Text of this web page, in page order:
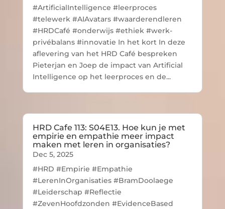
#ArtificialIntelligence #leerproces
#telewerk #AIAvatars #waarderendleren
#HRDCafé #onderwijs #ethiek #werk-
privébalans #innovatie In het kort In deze
aflevering van het HRD Café bespreken
Pieterjan en Joep de impact van Artificial
Intelligence op het leerproces en de...
HRD Cafe 113: S04E13. Hoe kun je met
empirie en empathie meer impact
maken met leren in organisaties?
Dec 5, 2025
#HRD #Empirie #Empathie
#LerenInOrganisaties #BramDoolaege
#Leiderschap #Reflectie
#ZevenHoofdzonden #EvidenceBased